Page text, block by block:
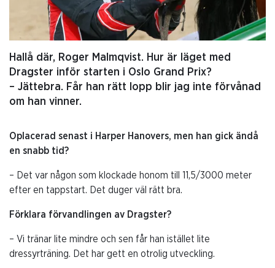
Hallå där, Roger Malmqvist. Hur är läget med
Dragster inför starten i Oslo Grand Prix?
– Jättebra. Får han rätt lopp blir jag inte förvånad
om han vinner.
Oplacerad senast i Harper Hanovers, men han gick ändå
en snabb tid?
– Det var någon som klockade honom till 11,5/3000 meter
efter en tappstart. Det duger väl rätt bra.
Förklara förvandlingen av Dragster?
– Vi tränar lite mindre och sen får han istället lite
dressyrträning. Det har gett en otrolig utveckling.